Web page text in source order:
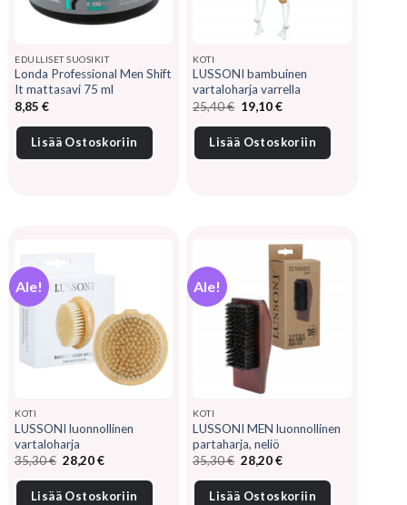
EDULLISET SUOSIKIT
Londa Professional Men Shift
It mattasavi 75 ml
8,85 €
Lisää Ostoskoriin
KOTI
LUSSONI bambuinen
vartaloharja varrella
25,40€ Alkuperäinen
hinta
oli:
25,40 €.
19,10€Nykyinen
on:
19,10 €.
Lisää Ostoskoriin
Ale!
KOTI
LUSSONI luonnollinen
vartaloharja
35,30€ Alkuperäinen
hinta
oli:
35,30 €.
28,20€Nykyinen
on:
28,20 €.
Lisää Ostoskoriin
Ale!
KOTI
LUSSONI MEN luonnollinen
partaharja, neliö
35,30€ Alkuperäinen
hinta
oli:
35,30 €.
28,20€Nykyinen
on:
28,20 €.
Lisää Ostoskoriin